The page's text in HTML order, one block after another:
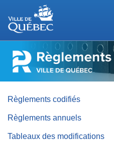
RÈGLEMENTS
DE
QUÉBEC
Règlements codifiés
Règlements annuels
Tableaux des modifications